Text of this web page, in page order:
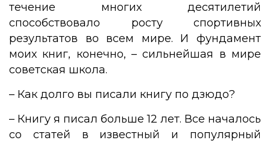
течение многих десятилетий
способствовало росту спортивных
результатов во всем мире. И фундамент
моих книг, конечно, – сильнейшая в мире
советская школа.
– Как долго вы писали книгу по дзюдо?
– Книгу я писал больше 12 лет. Все началось
со статей в известный и популярный